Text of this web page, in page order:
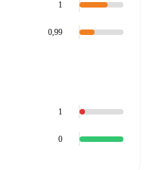
1
0,99
1
0